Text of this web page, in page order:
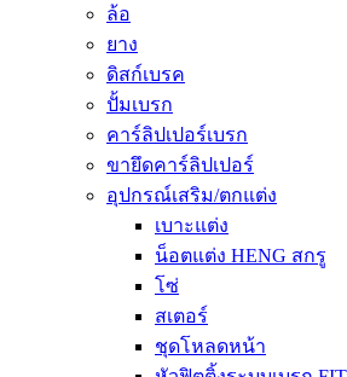
ล้อ
ยาง
ดิสก์เบรค
ปั้มเบรก
คาร์ลิปเปอร์เบรก
ขายึดคาร์ลิปเปอร์
อุปกรณ์เสริม/ตกแต่ง
เบาะแต่ง
น็อตแต่ง HENG สกรู
โซ่
สเตอร์
ชุดโหลดหน้า